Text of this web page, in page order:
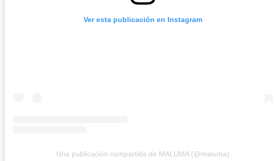
Ver esta publicación en Instagram
Una publicación compartida de MALUMA (@maluma)